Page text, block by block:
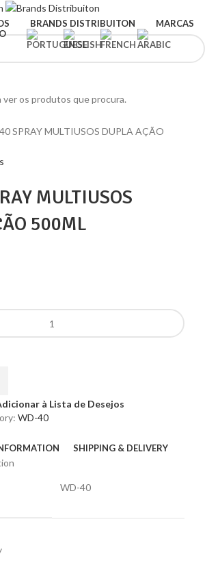
BRANDS DISTRIBUITON
MARCAS
SPRAY MULTIUSOS DUPLA AÇÃO
MULTIUSOS
500ML
à Lista de Desejos
WD-40
SHIPPING & DELIVERY
WD-40
ver os produtos que procura.